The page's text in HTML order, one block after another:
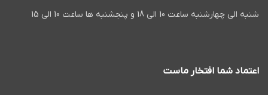
شنبه الی چهارشنبه ساعت 10 الی 18 و پنجشنبه ها ساعت 10 الی 15
اعتماد شما افتخار ماست